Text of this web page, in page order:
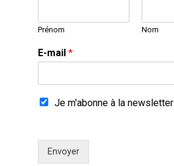
Prénom Nom
E-mail *
Je m'abonne à la newsletter
Envoyer